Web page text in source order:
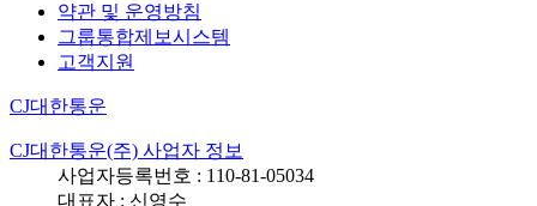
약관 및 운영방침
그룹통합제보시스템
고객지원
CJ대한통운
CJ대한통운(주) 사업자 정보
사업자등록번호 : 110-81-05034
대표자 : 신영수